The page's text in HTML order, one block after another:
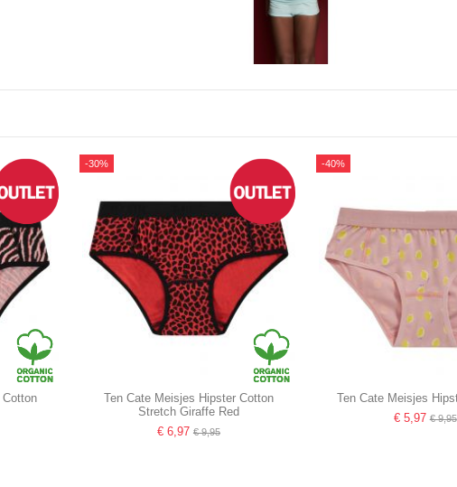
-30%
Ten Cate Meisjes Hipster Cotton
Stretch Giraffe Red
€ 6,97 € 9,95
-40%
Ten Cate Meisjes
€ 5,97€ 9,95